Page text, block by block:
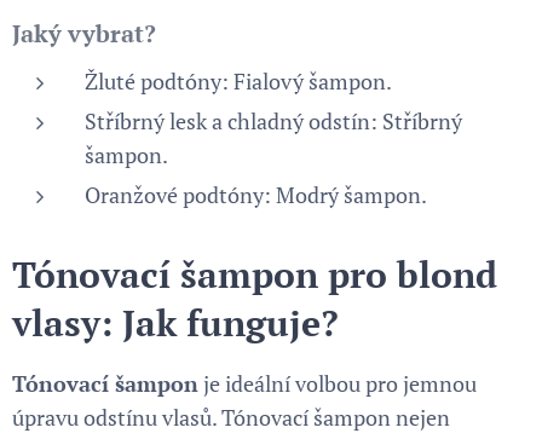
Jaký vybrat?
Žluté podtóny: Fialový šampon.
Stříbrný lesk a chladný odstín: Stříbrný
šampon.
Oranžové podtóny: Modrý šampon.
Tónovací šampon pro blond
vlasy: Jak funguje?
Tónovací šampon je ideální volbou pro jemnou
úpravu odstínu vlasů. Tónovací šampon nejen